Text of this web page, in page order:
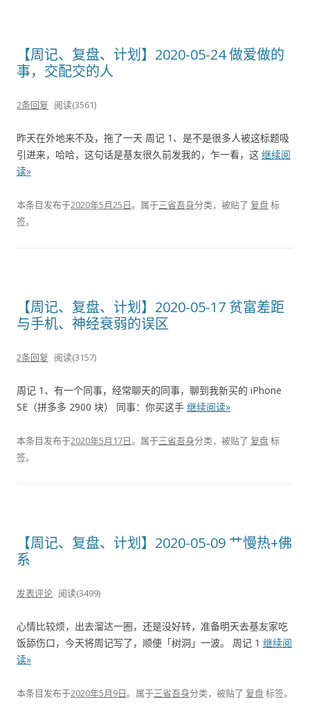
【周记、复盘、计划】2020-05-24 做爱做的
事，交配交的人
2条回复 阅读(3561)
昨天在外地来不及，拖了一天 周记 1、是不是很多人被这标题吸
引进来，哈哈，这句话是基友很久前发我的，乍一看，这 继续阅
读»
本条目发布于2020年5月25日。属于三省吾身分类，被贴了 复盘标
签。
【周记、复盘、计划】2020-05-17 贫富差距
与手机、神经衰弱的误区
2条回复 阅读(3157)
周记 1、有一个同事，经常聊天的同事，聊到我新买的 iPhone
SE（拼多多 2900 块） 同事：你买这手 继续阅读»
本条目发布于2020年5月17日。属于三省吾身分类，被贴了 复盘标
签。
【周记、复盘、计划】2020-05-09 艹慢热+佛
系
发表评论 阅读(3499)
心情比较烦，出去溜达一圈，还是没好转，准备明天去基友家吃
饭舔伤口，今天将周记写了，顺便「树洞」一波。 周记 1 继续阅
读»
本条目发布于2020年5月9日。属于三省吾身分类，被贴了 复盘标签。